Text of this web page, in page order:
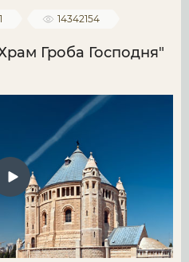
1 14342154
Гроба Господня"